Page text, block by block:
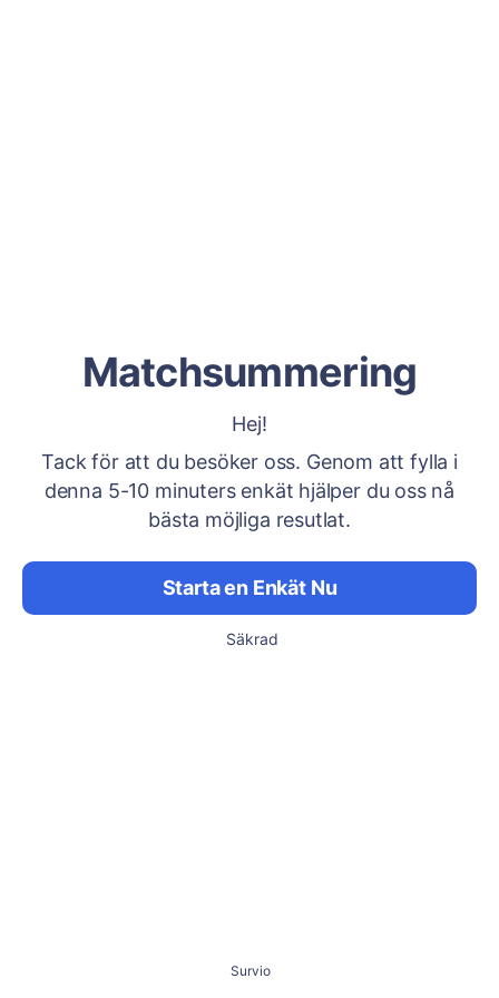
Matchsummering
Hej!
Tack för att du besöker oss. Genom att fylla i
denna 5-10 minuters enkät hjälper du oss nå
bästa möjliga resutlat.
Starta en Enkät Nu
Säkrad
Survio